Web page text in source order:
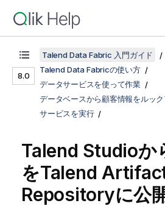
8.0
Talend Data Fabric 入門ガイド
Talend Data Fabricの使い方
データサービスを使って作業
データベースから顧客情報をルッ
サービスを実行
Talend Studioか
をTalend
Repositoryに公